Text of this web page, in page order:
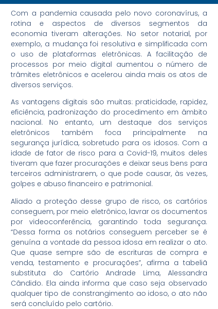
Com a pandemia causada pelo novo coronavírus, a
rotina e aspectos de diversos segmentos da
economia tiveram alterações. No setor notarial, por
exemplo, a mudança foi resolutiva e simplificada com
o uso de plataformas eletrônicas. A facilitação de
processos por meio digital aumentou o número de
trâmites eletrônicos e acelerou ainda mais os atos de
diversos serviços.
As vantagens digitais são muitas: praticidade, rapidez,
eficiência, padronização do procedimento em âmbito
nacional. No entanto, um destaque dos serviços
eletrônicos também foca principalmente na
segurança jurídica, sobretudo para os idosos. Com a
idade de fator de risco para a Covid-19, muitos deles
tiveram que fazer procurações e deixar seus bens para
terceiros administrarem, o que pode causar, às vezes,
golpes e abuso financeiro e patrimonial.
Aliado a proteção desse grupo de risco, os cartórios
conseguem, por meio eletrônico, lavrar os documentos
por videoconferência, garantindo toda segurança.
“Dessa forma os notários conseguem perceber se é
genuína a vontade da pessoa idosa em realizar o ato.
Que quase sempre são de escrituras de compra e
venda, testamento e procurações”, afirma a tabeliã
substituta do Cartório Andrade Lima, Alessandra
Cândido. Ela ainda informa que caso seja observado
qualquer tipo de constrangimento ao idoso, o ato não
será concluído pelo cartório.